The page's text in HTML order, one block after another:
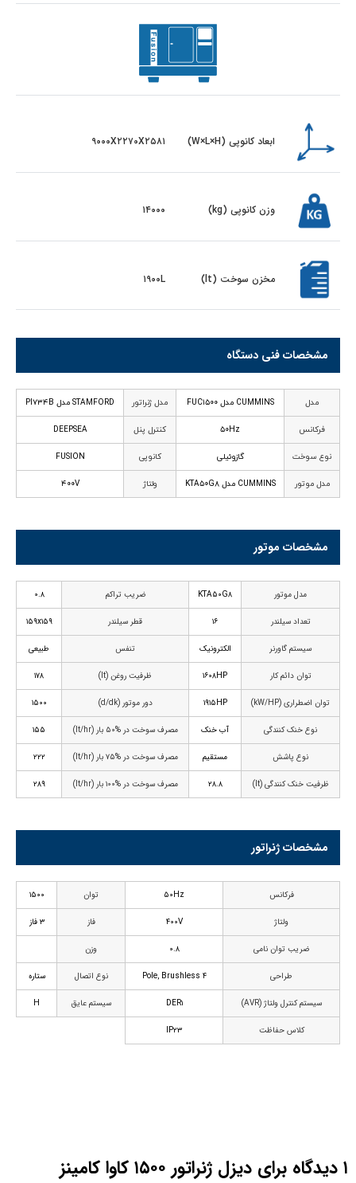
ابعاد کانوپی (W×L×H) ۹۰۰۰X۲۲۷۰X۲۵۸۱
وزن کانوپی (kg) ۱۴۰۰۰
مخزن سوخت (lt) ۱۹۰۰L
مشخصات فنی دستگاه
مدل CUMMINS مدل FUC۱۵۰۰ مدل ژنراتور STAMFORD مدل PI۷۳۴B
فرکانس ۵۰Hz کنترل پنل DEEPSEA
نوع سوخت گازوئیلی کانوپی FUSION
مدل موتور CUMMINS مدل KTA۵۰G۸ ولتاژ ۴۰۰V
مشخصات موتور
مدل موتور KTA۵۰G۸ ضریب تراکم ۰.۸
تعداد سیلندر ۱۶ قطر سیلندر ۱۵۹x۱۵۹
سیستم گاورنر الکترونیک تنفس طبیعی
توان دائم کار ۱۶۰۸HP ظرفیت روغن (lt) ۱۷۸
توان اضطراری (kW/HP) ۱۹۱۵HP دور موتور (d/dk) ۱۵۰۰
نوع خنک کنندگی آب خنک مصرف سوخت در %۵۰ بار (lt/hr) ۱۵۵
نوع پاشش مستقیم مصرف سوخت در %۷۵ بار (lt/hr) ۲۲۲
ظرفیت خنک کنندگی (lt) ۲۸.۸ مصرف سوخت در %۱۰۰ بار (lt/hr) ۲۸۹
مشخصات ژنراتور
فرکانس ۵۰Hz توان ۱۵۰۰
ولتاژ ۴۰۰V فاز ۳ فاز
ضریب توان نامی ۰.۸ وزن
طراحی ۴ Pole, Brushless نوع اتصال ستاره
سیستم کنترل ولتاژ (AVR) DER۱ سیستم عایق H
کلاس حفاظت IP۲۳
۱ دیدگاه برای دیزل ژنراتور ۱۵۰۰ کاوا کامینز